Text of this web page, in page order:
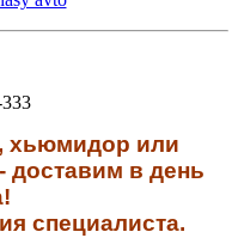
хьюмидор или
доставим в день
специалиста.